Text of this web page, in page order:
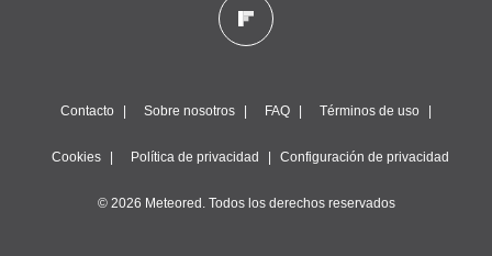
Contacto Sobre nosotros FAQ Términos de uso
Cookies Política de privacidad Configuración de privacidad
© 2026 Meteored. Todos los derechos reservados